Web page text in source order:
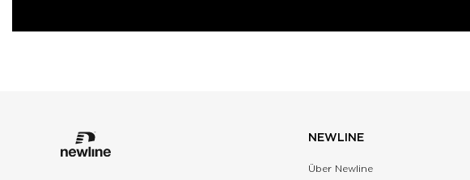
NEWLINE
Über Newline